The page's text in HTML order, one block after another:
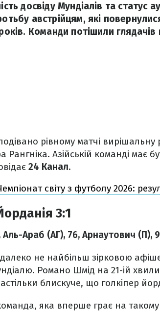
досвіду Мундіалів та статус
австрійцям, які
Команди потішили
рівному матчі вирішальну
Рангніка. Азійській команді має
24 Канал.
світу з футболу 2026:
3:1
Аль-Араб (АГ), 76, Арнаутович (П),
далеко не найбільш зірковою
Романо Шмід на 21-ій
блискуче, що голкіпер
яка вперше грає на такому